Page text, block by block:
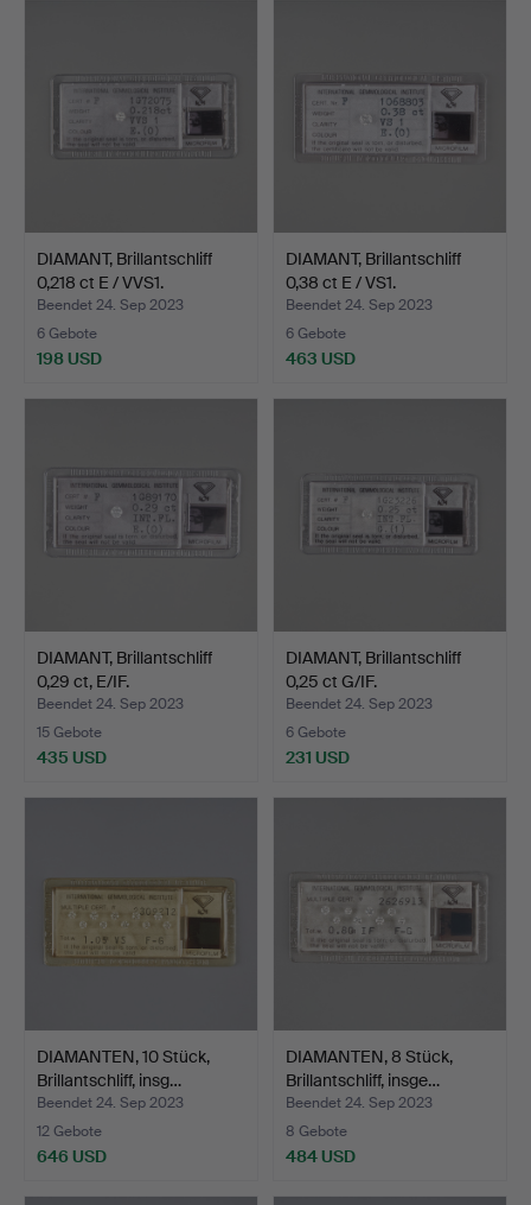
DIAMANT, Brillantschliff
0,218 ct E / VVS1.
Beendet 24. Sep 2023
6 Gebote
198 USD
DIAMANT, Brillantschliff
0,38 ct E / VS1.
Beendet 24. Sep 2023
6 Gebote
463 USD
DIAMANT, Brillantschliff
0,29 ct, E/IF.
Beendet 24. Sep 2023
15 Gebote
435 USD
DIAMANT, Brillantschliff
0,25 ct G/IF.
Beendet 24. Sep 2023
6 Gebote
231 USD
DIAMANTEN, 10 Stück,
Brillantschliff, insg…
Beendet 24. Sep 2023
12 Gebote
646 USD
DIAMANTEN, 8 Stück,
Brillantschliff, insge…
Beendet 24. Sep 2023
8 Gebote
484 USD